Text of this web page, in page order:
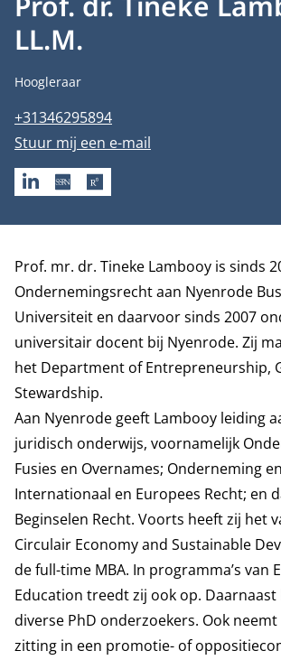
LL.M.
Functietitel
Hoogleraar
Telefoonnummer
+31346295894
E-mailadres
Stuur mij een e-mail
LINKEDIN
SSRNRESEARCHGATE
Biografie
Prof. mr. dr. Tineke Lambooy is sinds
Ondernemingsrecht aan Nyenrode
Universiteit en daarvoor sinds 2007
universitair docent bij Nyenrode. Zij
het Department of Entrepreneurship,
Stewardship.
Aan Nyenrode geeft Lambooy leiding
juridisch onderwijs, voornamelijk
Fusies en Overnames; Onderneming
Internationaal en Europees Recht; en
Beginselen Recht. Voorts heeft zij het
Circulair Economy and Sustainable
de full-time MBA. In programma’s van
Education treedt zij ook op. Daarnaast
diverse PhD onderzoekers. Ook
zitting in een promotie- of